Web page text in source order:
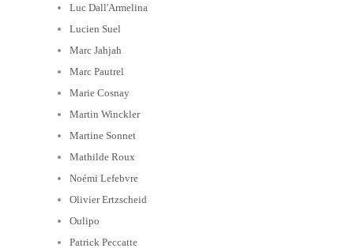
Luc Dall'Armelina
Lucien Suel
Marc Jahjah
Marc Pautrel
Marie Cosnay
Martin Winckler
Martine Sonnet
Mathilde Roux
Noémi Lefebvre
Olivier Ertzscheid
Oulipo
Patrick Peccatte